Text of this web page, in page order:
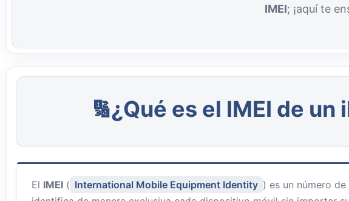
IMEI; ¡aquí te
¿Qué es el IMEI de
El IMEI ( International Mobile Equipment Identity ) es un número de